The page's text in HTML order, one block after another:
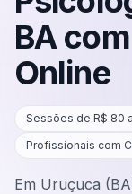
BAcom
Online
Sessões de R$ 80
Profissionais com
Em Uruçuca